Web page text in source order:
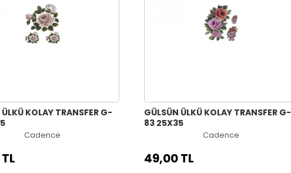
KOLAY TRANSFER G-
Cadence
GÜLSÜN ÜLKÜ KOLAY TRANSFER G-
83 25X35
Cadence
49,00 TL